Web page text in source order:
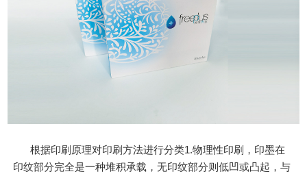
根据印刷原理对印刷方法进行分类1.物理性印刷，印墨在
印纹部分完全是一种堆积承载，无印纹部分则低凹或凸起，与